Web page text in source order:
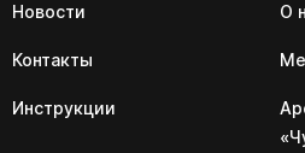
Новости О
Контакты
Инструкции